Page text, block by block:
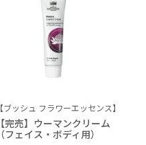
【ブッシュ フラワーエッセンス】
【完売】ウーマンクリーム
（フェイス・ボディ用）